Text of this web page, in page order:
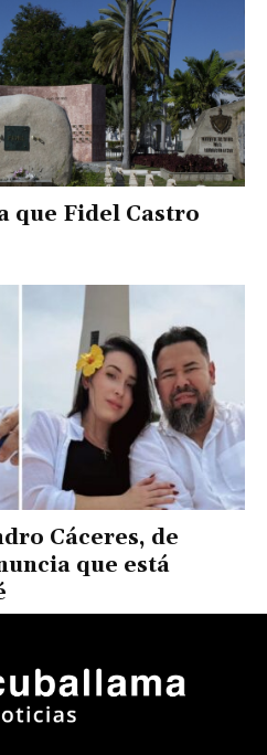
que Fidel Castro
Cáceres, de
que está